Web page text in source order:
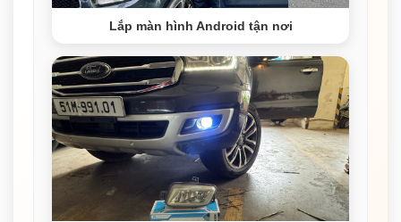
Lắp màn hình Android tận nơi